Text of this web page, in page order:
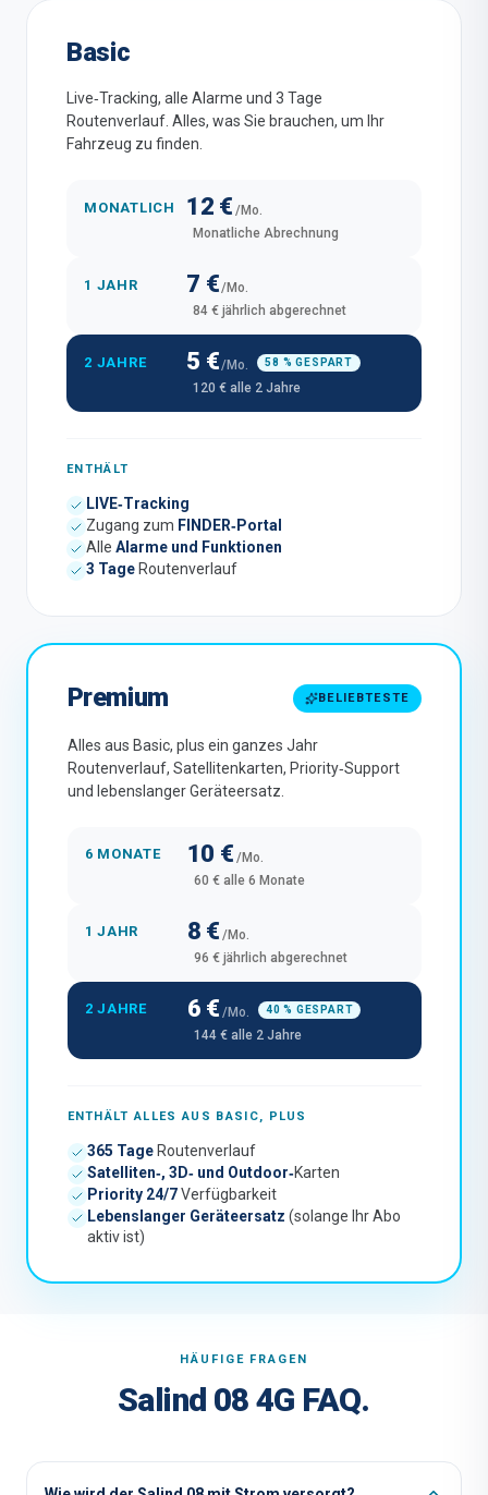
Basic
Live‑Tracking, alle Alarme und 3 Tage
Routenverlauf. Alles, was Sie brauchen, um Ihr
Fahrzeug zu finden.
MONATLICH 12 € /Mo.
Monatliche Abrechnung
1 JAHR 7 €/Mo.
84 € jährlich abgerechnet
2 JAHRE 5 €/Mo. 58 % GESPART
120 € alle 2 Jahre
ENTHÄLT
LIVE‑Tracking
Zugang zum FINDER‑Portal
Alle Alarme und Funktionen
3 Tage Routenverlauf
Premium BELIEBTESTE
Alles aus Basic, plus ein ganzes Jahr
Routenverlauf, Satellitenkarten, Priority‑Support
und lebenslanger Geräteersatz.
6 MONATE 10 € /Mo.
60 € alle 6 Monate
1 JAHR 8 € /Mo.
96 € jährlich abgerechnet
2 JAHRE 6 € /Mo. 40 % GESPART
144 € alle 2 Jahre
ENTHÄLT ALLES AUS BASIC, PLUS
365 TageRoutenverlauf
Satelliten‑, 3D‑ und Outdoor‑Karten
Priority 24/7Verfügbarkeit
Lebenslanger Geräteersatz (solange Ihr Abo
aktiv ist)
HÄUFIGE FRAGEN
Salind 08 4G FAQ.